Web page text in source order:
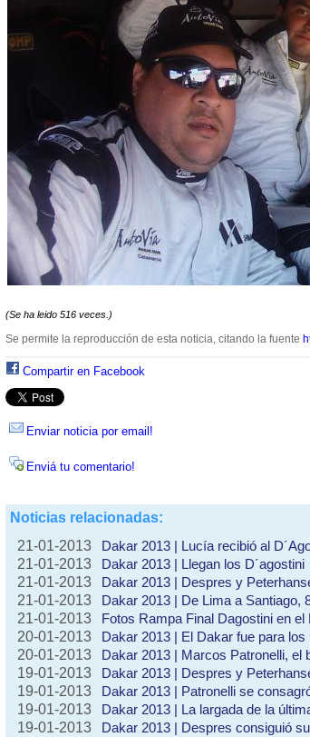
(Se ha leido 516 veces.)
Se permite la reproducción de esta noticia, citando la fuente
Compartir en Facebook
Enviar noticia por email!
Enviá tu comentario!
Noticias relacionadas:
21-01-2013
Dakar 2013 | Lucía recibió al
21-01-2013
Dakar 2013 | Llegan los D´agostini
21-01-2013
Dakar 2013 | Despres y
21-01-2013
Dakar 2013 | De Lima a Santiago,
21-01-2013
Fotos Rampa Final Dagostini en el
20-01-2013
Dakar 2013 | El Dakar fue para
20-01-2013
Dakar 2013 | Marcos Patronelli, el
19-01-2013
Dakar 2013 | Despres y
19-01-2013
Dakar 2013 | Patronelli se
19-01-2013
Dakar 2013 | La largada de la
19-01-2013
Dakar 2013 | Despres consiguió